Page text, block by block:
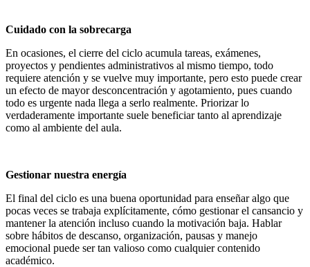
Cuidado con la sobrecarga
En ocasiones, el cierre del ciclo acumula tareas, exámenes,
proyectos y pendientes administrativos al mismo tiempo, todo
requiere atención y se vuelve muy importante, pero esto puede crear
un efecto de mayor desconcentración y agotamiento, pues cuando
todo es urgente nada llega a serlo realmente. Priorizar lo
verdaderamente importante suele beneficiar tanto al aprendizaje
como al ambiente del aula.
Gestionar nuestra energía
El final del ciclo es una buena oportunidad para enseñar algo que
pocas veces se trabaja explícitamente, cómo gestionar el cansancio y
mantener la atención incluso cuando la motivación baja. Hablar
sobre hábitos de descanso, organización, pausas y manejo
emocional puede ser tan valioso como cualquier contenido
académico.